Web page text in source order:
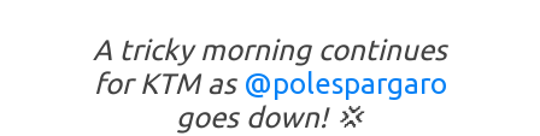
A tricky morning continues
for KTM as @polespargaro
goes down! 💢